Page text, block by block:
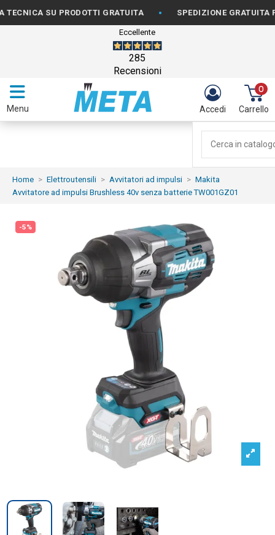
SU PRODOTTI GRATUITA • SPEDIZIONE GRATUITA PER
Eccellente
285
Recensioni
Menu Accedi
0
Carrello
Home Elettroutensili Avvitatori ad impulsi
Makita
Avvitatore ad impulsi Brushless 40v senza batterie TW001GZ01
-5%